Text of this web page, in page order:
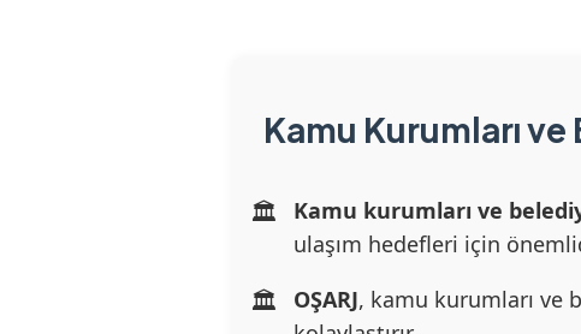
Kamu Kurumları
Kamu kurumları ve
ulaşım hedefleri için
OŞARJ, kamu kurumları ve